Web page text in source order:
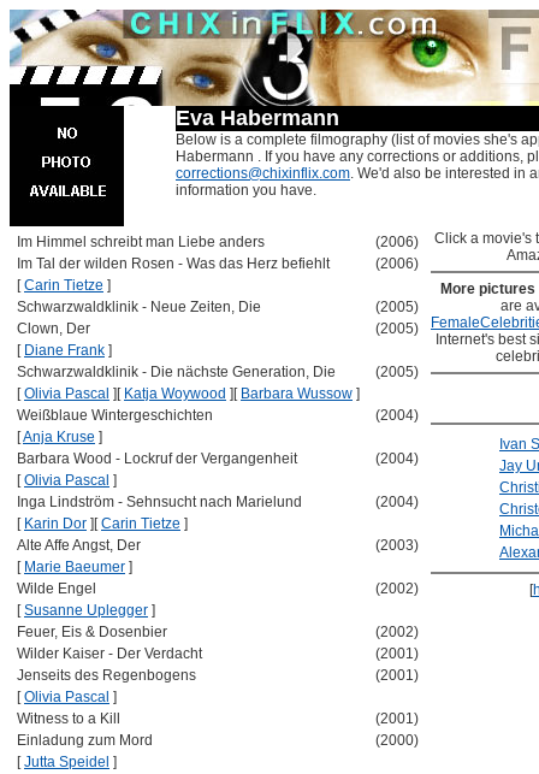
Eva Habermann
Below is a complete filmography (list of movies she's
Habermann . If you have any corrections or additions,
corrections@chixinflix.com. We'd also be interested in
information you have.
Im Himmel schreibt man Liebe anders
(2006)
Im Tal der wilden Rosen - Was das Herz befiehlt
(2006)
[Carin Tietze ]
Schwarzwaldklinik - Neue Zeiten, Die
(2005)
Clown, Der
(2005)
[ Diane Frank ]
Schwarzwaldklinik - Die nächste Generation, Die
(2005)
[Olivia Pascal ] [ Katja Woywood ] [ Barbara Wussow ]
Weißblaue Wintergeschichten
(2004)
[Anja Kruse ]
Barbara Wood - Lockruf der Vergangenheit
(2004)
[Olivia Pascal ]
Inga Lindström - Sehnsucht nach Marielund
(2004)
[ Karin Dor ] [Carin Tietze ]
Alte Affe Angst, Der
(2003)
[ Marie Baeumer ]
Wilde Engel
(2002)
[Susanne Uplegger ]
Feuer, Eis & Dosenbier
(2002)
Wilder Kaiser - Der Verdacht
(2001)
Jenseits des Regenbogens
(2001)
[Olivia Pascal ]
Witness to a Kill
(2001)
Einladung zum Mord
(2000)
[Jutta Speidel ]
Click a movie's
More pictures
are
Internet's best
Ivan
Jay
[